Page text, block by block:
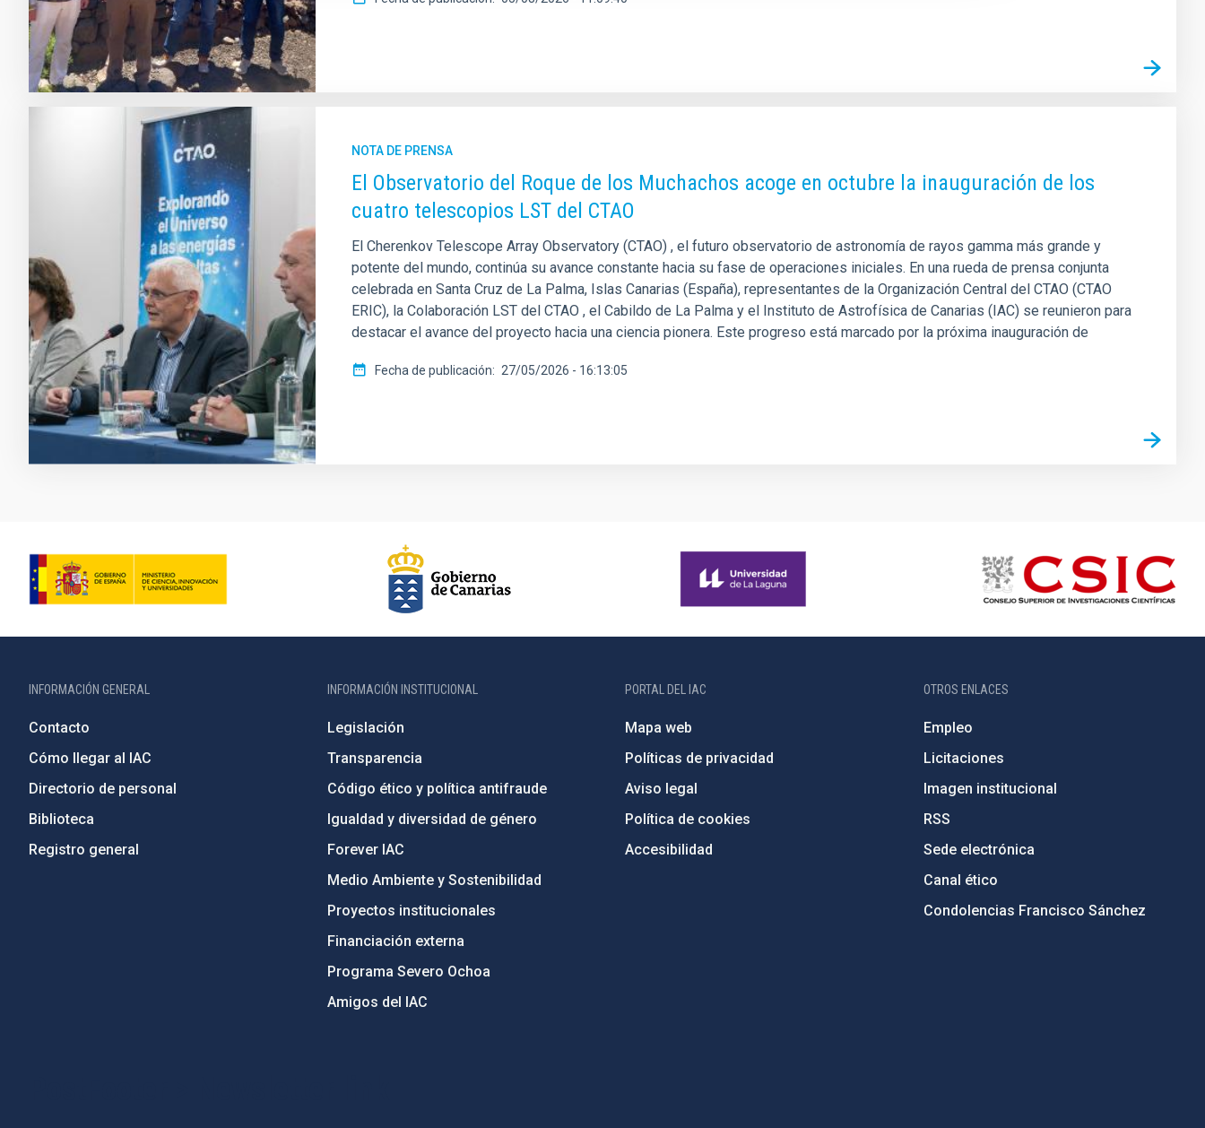
NOTA DE PRENSA
El Observatorio del Roque de los Muchachos acoge en octubre la inauguración de los
cuatro telescopios LST del CTAO
El Cherenkov Telescope Array Observatory (CTAO) , el futuro observatorio de astronomía de rayos gamma más grande y
potente del mundo, continúa su avance constante hacia su fase de operaciones iniciales. En una rueda de prensa conjunta
celebrada en Santa Cruz de La Palma, Islas Canarias (España), representantes de la Organización Central del CTAO (CTAO
ERIC), la Colaboración LST del CTAO , el Cabildo de La Palma y el Instituto de Astrofísica de Canarias (IAC) se reunieron para
destacar el avance del proyecto hacia una ciencia pionera. Este progreso está marcado por la próxima inauguración de
Fecha de publicación 27/05/2026 - 16:13:05
INFORMACIÓN GENERAL
Contacto
Cómo llegar al IAC
Directorio de personal
Biblioteca
Registro general
INFORMACIÓN INSTITUCIONAL
Legislación
Transparencia
Código ético y política antifraude
Igualdad y diversidad de género
Forever IAC
Medio Ambiente y Sostenibilidad
Proyectos institucionales
Financiación externa
Programa Severo Ochoa
Amigos del IAC
PORTAL DEL IAC
Mapa web
Políticas de privacidad
Aviso legal
Política de cookies
Accesibilidad
OTROS ENLACES
Empleo
Licitaciones
Imagen institucional
RSS
Sede electrónica
Canal ético
Condolencias Francisco Sánchez